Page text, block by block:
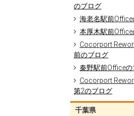
のブログ
海老名駅前
本厚木駅前
Cocorport
前のブログ
秦野駅前Office
Cocorport
第2のブログ
千葉県